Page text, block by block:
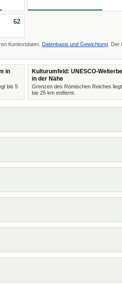
62
Kontextdaten. Datenbasis und Gewichtung .
in
bis 5
Kulturumfeld: UNESCO-Welterbe
in der Nähe
Grenzen des Römischen Reiches liegt
bis 25 km entfernt.